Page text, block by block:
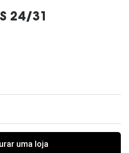
24/31
uma loja